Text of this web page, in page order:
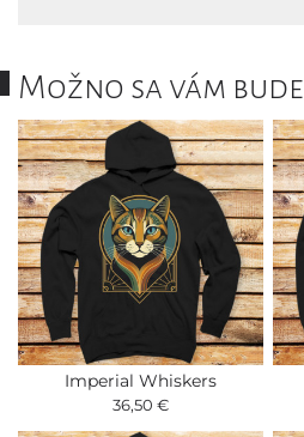
Možno sa vám
Imperial Whiskers
36,50 €